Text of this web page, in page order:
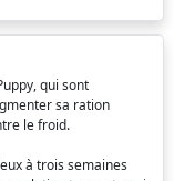
qui sont
sa ration
le froid.
à trois semaines